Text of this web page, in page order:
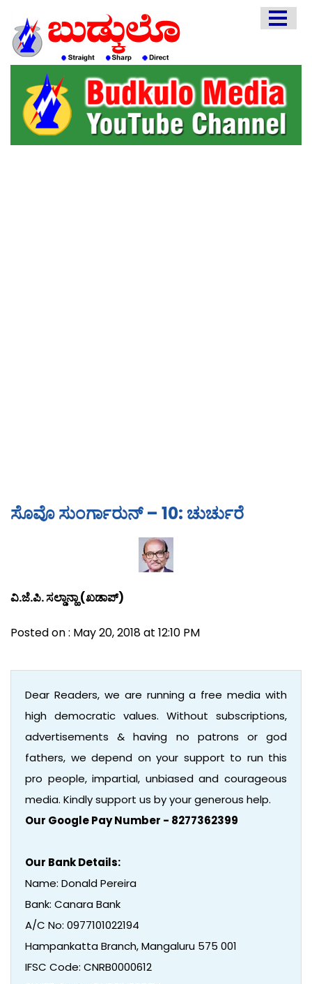
EDITORIAL
ENGLISH
KANNADA
INTERVIEWS
ಸೊವೊ ಸುಂರ್ಗಾರುನ್ – 10: ಚುರ್ಚುರೆ
ವಿ.ಜೆ.ಪಿ. ಸಲ್ಡಾನ್ಹಾ (ಖಡಾಪ್)
Posted on : May 20, 2018 at 12:10 PM
Dear Readers, we are running a free media with
high democratic values. Without subscriptions,
advertisements & having no patrons or god
fathers, we depend on your support to run this
pro people, impartial, unbiased and courageous
media. Kindly support us by your generous help.
Our Google Pay Number - 8277362399
Our Bank Details:
Name: Donald Pereira
Bank: Canara Bank
A/C No: 0977101022194
Hampankatta Branch, Mangaluru 575 001
IFSC Code: CNRB0000612